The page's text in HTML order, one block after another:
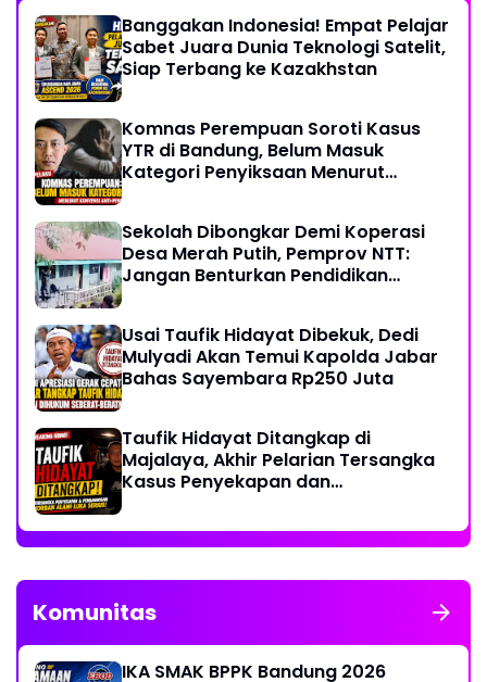
Banggakan Indonesia! Empat Pelajar
Sabet Juara Dunia Teknologi Satelit,
Siap Terbang ke Kazakhstan
Komnas Perempuan Soroti Kasus
YTR di Bandung, Belum Masuk
Kategori Penyiksaan Menurut
Sekolah Dibongkar Demi Koperasi
Desa Merah Putih, Pemprov NTT:
Jangan Benturkan Pendidikan
Usai Taufik Hidayat Dibekuk, Dedi
Mulyadi Akan Temui Kapolda Jabar
Bahas Sayembara Rp250 Juta
Taufik Hidayat Ditangkap di
Majalaya, Akhir Pelarian Tersangka
Kasus Penyekapan dan
Komunitas
IKA SMAK BPPK Bandung 2026